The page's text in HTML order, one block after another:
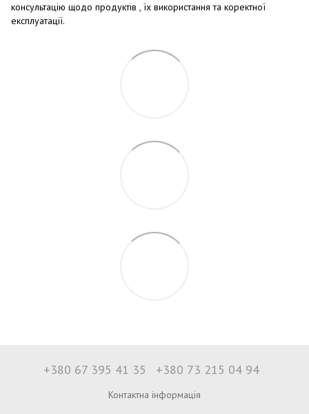
консультацію щодо продуктів , їх використання та коректної
експлуатації.
+380 67 395 41 35 +380 73 215 04 94
Контактна інформація